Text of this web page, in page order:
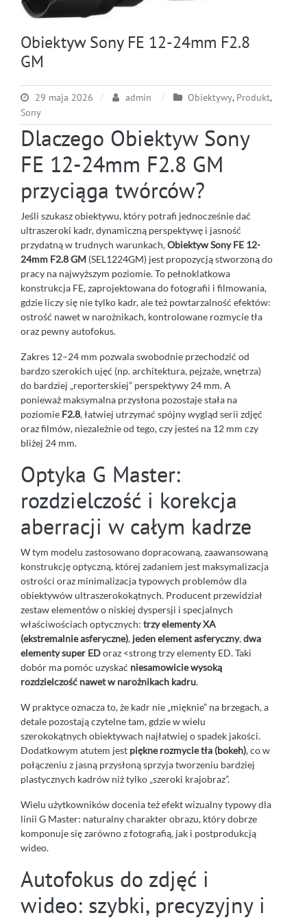
Obiektyw Sony FE 12-24mm F2.8
GM
29 maja 2026 admin Obiektywy, Produkt,
Sony
Dlaczego Obiektyw Sony
FE 12-24mm F2.8 GM
przyciąga twórców?
Jeśli szukasz obiektywu, który potrafi jednocześnie dać
ultraszeroki kadr, dynamiczną perspektywę i jasność
przydatną w trudnych warunkach,Obiektyw Sony FE 12-
24mm F2.8 GM (SEL1224GM) jest propozycją stworzoną do
pracy na najwyższym poziomie. To pełnoklatkowa
konstrukcja FE, zaprojektowana do fotografii i filmowania,
gdzie liczy się nie tylko kadr, ale też powtarzalność efektów:
ostrość nawet w narożnikach, kontrolowane rozmycie tła
oraz pewny autofokus.
Zakres 12–24 mm pozwala swobodnie przechodzić od
bardzo szerokich ujęć (np. architektura, pejzaże, wnętrza)
do bardziej „reporterskiej” perspektywy 24 mm. A
ponieważ maksymalna przysłona pozostaje stała na
poziomie F2.8, łatwiej utrzymać spójny wygląd serii zdjęć
oraz filmów, niezależnie od tego, czy jesteś na 12 mm czy
bliżej 24 mm.
Optyka G Master:
rozdzielczość i korekcja
aberracji w całym kadrze
W tym modelu zastosowano dopracowaną, zaawansowaną
konstrukcję optyczną, której zadaniem jest maksymalizacja
ostrości oraz minimalizacja typowych problemów dla
obiektywów ultraszerokokątnych. Producent przewidział
zestaw elementów o niskiej dyspersji i specjalnych
właściwościach optycznych: trzy elementy XA
(ekstremalnie asferyczne), jeden element asferyczny,dwa
elementy super EDoraz <strong trzy elementy ED. Taki
dobór ma pomóc uzyskać niesamowicie wysoką
rozdzielczość nawet w narożnikach kadru.
W praktyce oznacza to, że kadr nie „mięknie” na brzegach, a
detale pozostają czytelne tam, gdzie w wielu
szerokokątnych obiektywach najłatwiej o spadek jakości.
Dodatkowym atutem jest piękne rozmycie tła (bokeh), co w
połączeniu z jasną przysłoną sprzyja tworzeniu bardziej
plastycznych kadrów niż tylko „szeroki krajobraz”.
Wielu użytkowników docenia też efekt wizualny typowy dla
linii G Master: naturalny charakter obrazu, który dobrze
komponuje się zarówno z fotografią, jak i postprodukcją
wideo.
Autofokus do zdjęć i
wideo: szybki, precyzyjny i